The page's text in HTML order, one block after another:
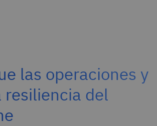
las operaciones y
resiliencia del